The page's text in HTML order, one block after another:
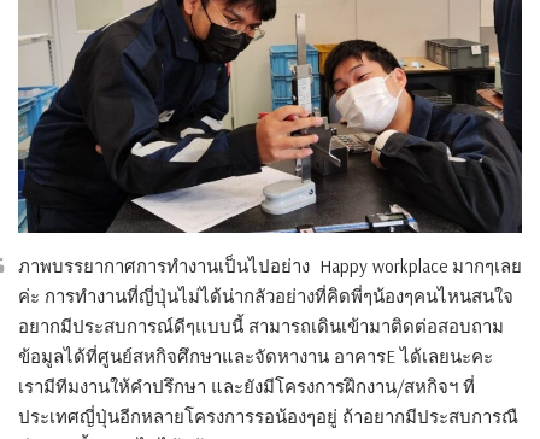
ภาพบรรยากาศการทำงานเป็นไปอย่าง Happy workplace มากๆเลย
ค่ะ การทำงานที่ญี่ปุ่นไม่ได้น่ากลัวอย่างที่คิดพี่ๆน้องๆคนไหนสนใจ
อยากมีประสบการณ์ดีๆแบบนี้ สามารถเดินเข้ามาติดต่อสอบถาม
ข้อมูลได้ที่ศูนย์สหกิจศึกษาและจัดหางาน อาคารE ได้เลยนะคะ
เรามีทีมงานให้คำปรึกษา และยังมีโครงการฝึกงาน/สหกิจฯ ที่
ประเทศญี่ปุ่นอีกหลายโครงการรอน้องๆอยู่ ถ้าอยากมีประสบการณื